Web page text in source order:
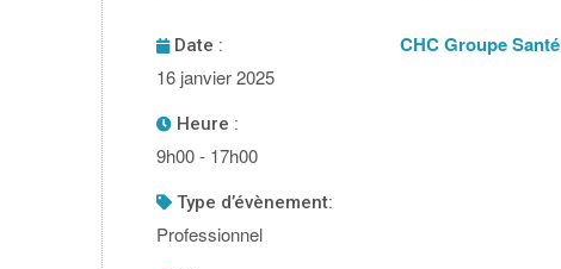
Date :
16 janvier 2025
Heure :
9h00 - 17h00
type d’évènement:
Professionnel
CHC Groupe Santé